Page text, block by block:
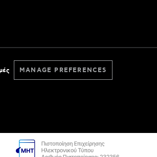
MANAGE PREFERENCES